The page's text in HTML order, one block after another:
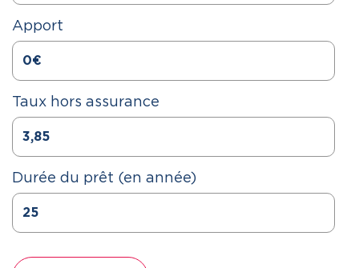
Apport
Taux hors assurance
Durée du prêt (en année)